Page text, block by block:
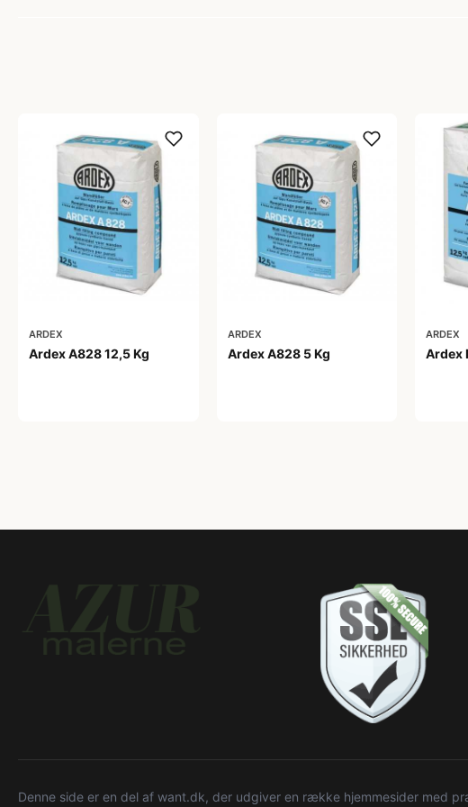
ARDEX
Ardex A828 12,5 Kg
ARDEX
Ardex A828 5 Kg
ARDEX
Ardex
Denne side er en del af want.dk, der udgiver en række hjemmesider med